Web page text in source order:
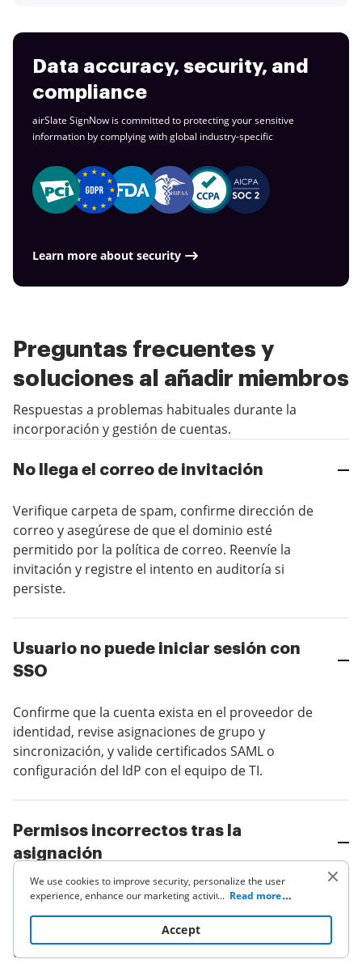
Data accuracy, security, and
compliance
airSlate SignNow is committed to protecting your sensitive
information by complying with global industry-specific
Learn more about security
Preguntas frecuentes y
soluciones al añadir miembros
Respuestas a problemas habituales durante la
incorporación y gestión de cuentas.
No llega el correo de invitación
Verifique carpeta de spam, confirme dirección de
correo y asegúrese de que el dominio esté
permitido por la política de correo. Reenvíe la
invitación y registre el intento en auditoría si
persiste.
Usuario no puede iniciar sesión con
SSO
Confirme que la cuenta exista en el proveedor de
identidad, revise asignaciones de grupo y
sincronización, y valide certificados SAML o
configuración del IdP con el equipo de TI.
Permisos incorrectos tras la
asignación
Revise el rol asignado y las políticas aplicadas,
compare con el perfil deseado y aplique cambios
en bloque si varios usuarios requieren la misma
corrección.
We use cookies to improve security, personalize the user
experience, enhance our marketing activities (including
to read our Cookie Policy. By clicking
“Accept“ you agree to the use of cookies.
... Read more
Accept